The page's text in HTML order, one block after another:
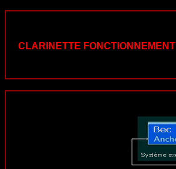
CLARINETTE FONCTIONNEMENT